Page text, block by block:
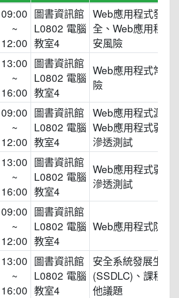
09:00
~
12:00
圖書資訊館
L0802 電腦
教室4
Web應用程式發展
全、Web應用程式
安風險
13:00
~
16:00
圖書資訊館
L0802 電腦
教室4
Web應用程式常見
險
09:00
~
12:00
圖書資訊館
L0802 電腦
教室4
Web應用程式源碼
Web應用程式弱點
滲透測試
13:00
~
16:00
圖書資訊館
L0802 電腦
教室4
Web應用程式弱點
滲透測試
09:00
~
12:00
圖書資訊館
L0802 電腦
教室4
Web應用程式防火
13:00
~
16:00
圖書資訊館
L0802 電腦
教室4
安全系統發展生命
(SSDLC)、課程回
他議題